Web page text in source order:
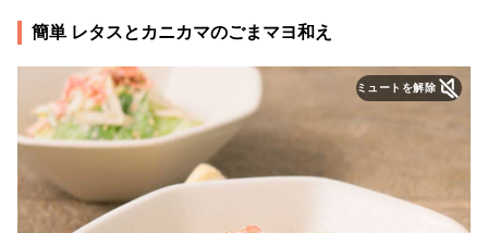
簡単 レタスとカニカマのごまマヨ和え
ミュートを解除